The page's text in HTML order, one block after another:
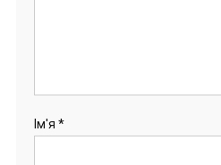
Ім'я *